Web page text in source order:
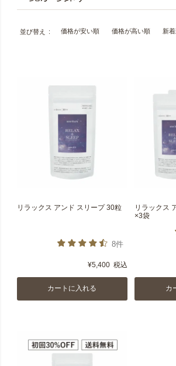
並び替え 価格が安い順 価格が高い順 新
リラックス アンド スリープ 30粒
8件
¥5,400 税込
カートに入れる
リラックス
×3袋
カ